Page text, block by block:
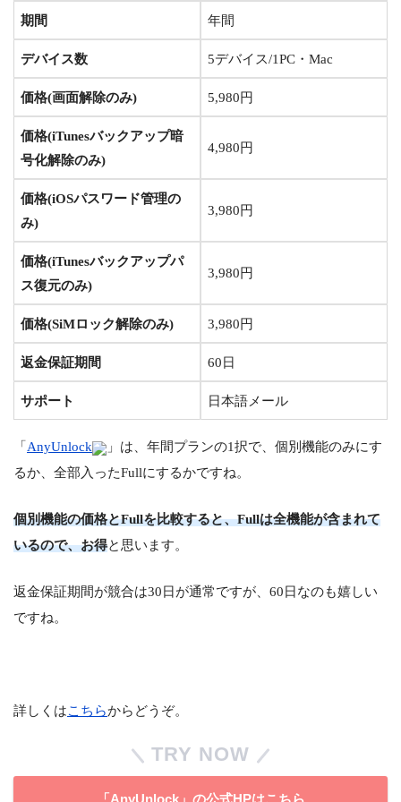
期間 年間
デバイス数 5デバイス/1PC・Mac
価格(画面解除のみ) 5,980円
価格(iTunesバックアップ暗
号化解除のみ)
4,980円
価格(iOSパスワード管理の
み)
3,980円
価格(iTunesバックアップパ
ス復元のみ)
3,980円
価格(SiMロック解除のみ) 3,980円
返金保証期間 60日
サポート 日本語メール
「AnyUnlock
」は、年間プランの1択で、個別機能のみにす
るか、全部入ったFullにするかですね。
個別機能の価格とFullを比較すると、Fullは全機能が含まれて
いるので、お得と思います。
返金保証期間が競合は30日が通常ですが、60日なのも嬉しい
ですね。
詳しくはこちらからどうぞ。
TRY NOW
「AnyUnlock」の公式HPはこちら